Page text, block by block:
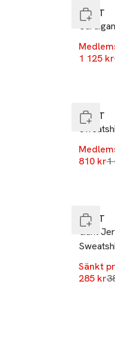
GANT
1 125 kr
GANT
810 kr1
GANT
Gant
Sänkt
285 kr